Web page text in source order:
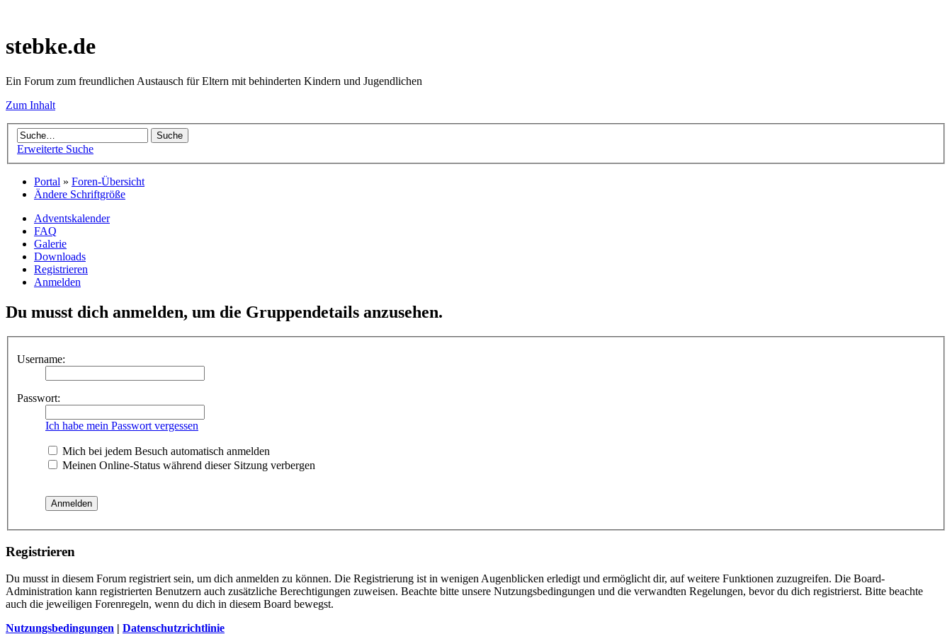
stebke.de
Ein Forum zum freundlichen Austausch für Eltern mit behinderten Kindern und Jugendlichen
Zum Inhalt
Erweiterte Suche
Portal » Foren-Übersicht
Ändere Schriftgröße
Adventskalender
FAQ
Galerie
Downloads
Registrieren
Anmelden
Du musst dich anmelden, um die Gruppendetails anzusehen.
Username:
Passwort:
Ich habe mein Passwort vergessen
Mich bei jedem Besuch automatisch anmelden
Meinen Online-Status während dieser Sitzung verbergen
Registrieren
Du musst in diesem Forum registriert sein, um dich anmelden zu können. Die Registrierung ist in wenigen Augenblicken erledigt und ermöglicht dir, auf weitere Funktionen zuzugreifen. Die Board-
Administration kann registrierten Benutzern auch zusätzliche Berechtigungen zuweisen. Beachte bitte unsere Nutzungsbedingungen und die verwandten Regelungen, bevor du dich registrierst. Bitte beachte
auch die jeweiligen Forenregeln, wenn du dich in diesem Board bewegst.
Nutzungsbedingungen | Datenschutzrichtlinie